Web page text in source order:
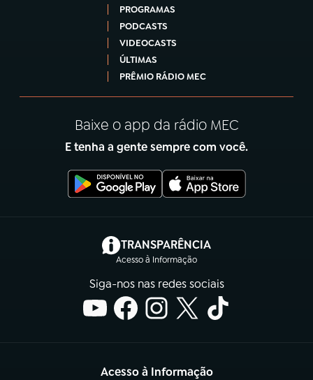
PROGRAMAS
PODCASTS
VIDEOCASTS
ÚLTIMAS
PRÊMIO RÁDIO MEC
Baixe o app da rádio MEC
E tenha a gente sempre com você.
TRANSPARÊNCIA
Acesso à Informação
(abre em nova aba)
Siga-nos nas redes sociais
Acesso à Informação